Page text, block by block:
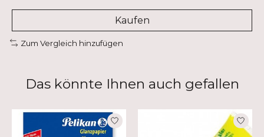
Kaufen
Zum Vergleich hinzufügen
Das könnte Ihnen auch gefallen
Produkt-Karussell-Artikel